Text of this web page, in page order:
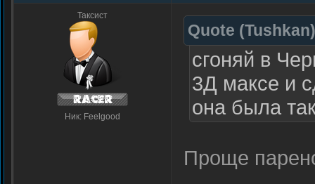
Таксист
Ник: Feelgood
Quote (Tushkan)
сгоняй в
3Д максе и
она была
Проще